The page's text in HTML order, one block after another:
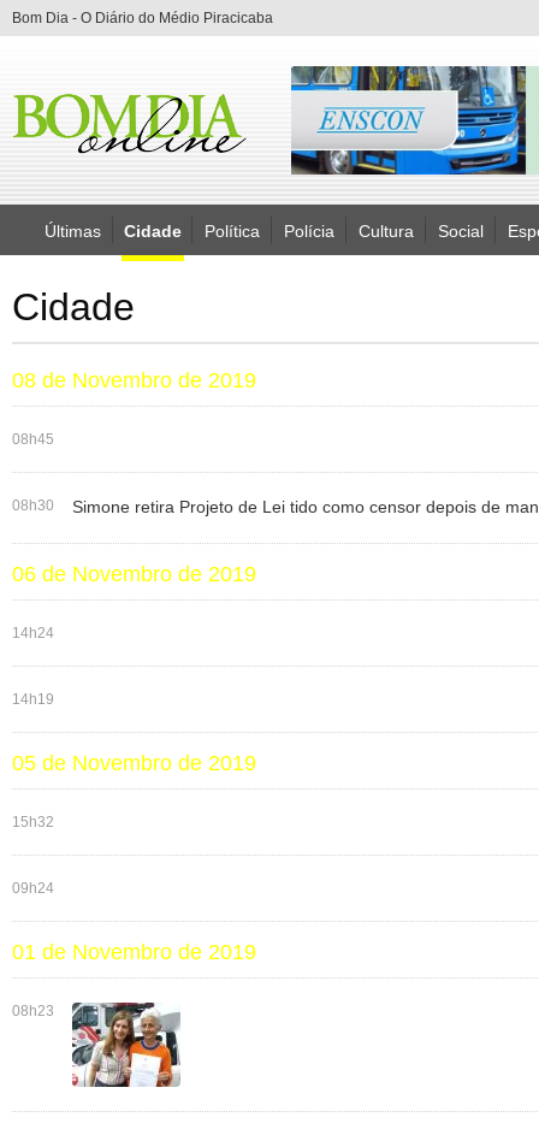
Bom Dia - O Diário do Médio Piracicaba
Últimas Cidade Política Polícia Cultura Social
Cidade
08 de Novembro de 2019
08h45
08h30 Simone retira Projeto de Lei tido como censor depois de
06 de Novembro de 2019
14h24
14h19
05 de Novembro de 2019
15h32
09h24
01 de Novembro de 2019
08h23